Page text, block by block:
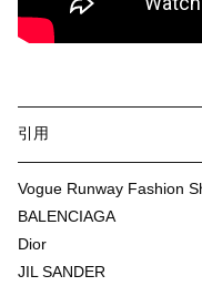
引用
Vogue Runway Fashion
BALENCIAGA
Dior
JIL SANDER